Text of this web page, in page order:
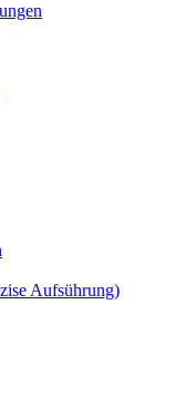
Aufsührung)